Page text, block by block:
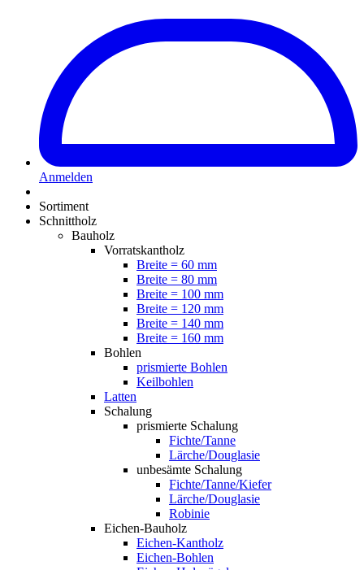
Anmelden
Sortiment
Schnittholz
Bauholz
Vorratskantholz
Breite = 60 mm
Breite = 80 mm
Breite = 100 mm
Breite = 120 mm
Breite = 140 mm
Breite = 160 mm
Bohlen
prismierte Bohlen
Keilbohlen
Latten
Schalung
prismierte Schalung
Fichte/Tanne
Lärche/Douglasie
unbesämte Schalung
Fichte/Tanne/Kiefer
Lärche/Douglasie
Robinie
Eichen-Bauholz
Eichen-Kantholz
Eichen-Bohlen